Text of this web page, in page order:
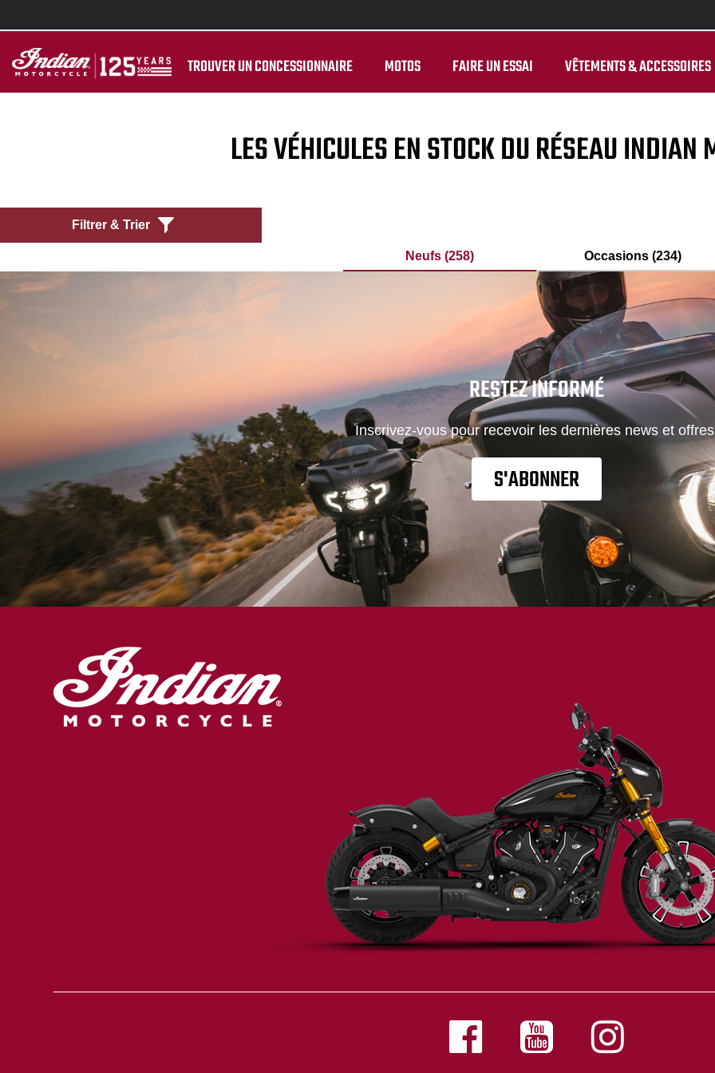
TROUVER UN CONCESSIONNAIRE MOTOS FAIRE UN ESSAI VÊTEMENTS & ACCESSOIRES
LES VÉHICULES EN STOCK DU RÉSEAU INDIAN
Filtrer & Trier
Neufs (258) Occasions (234)
RESTEZ INFORMÉ
Inscrivez-vous pour recevoir les dernières news et
S'ABONNER